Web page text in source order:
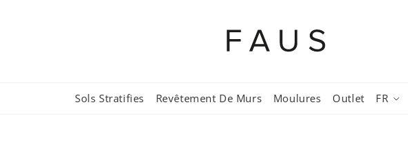
Sols Stratifies Revêtement De Murs Moulures Outlet FR